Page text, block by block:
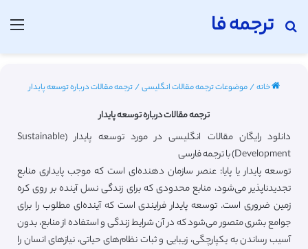
ترجمه فا
جستجو برای
خانه/موضوعات ترجمه مقالات انگلیسی/ترجمه مقالات درباره توسعه پایدار
ترجمه مقالات درباره توسعه پایدار
دانلود رایگان مقالات انگلیسی در مورد توسعه پایدار (Sustainable
Development) با ترجمه فارسی
توسعه پایدار یا پایا: عنصر سازمان دهنده‌ای است که موجب پایداری منابع
تجدیدناپذیر می‌شود، منابع محدودی که برای زندگی نسل آینده بر روی کره
زمین ضروری است. توسعه پایدار فرایندی است که آینده‌ای مطلوب را برای
جوامع بشری متصور می‌شود که در آن شرایط زندگی و استفاده از منابع، بدون
آسیب رساندن به یکپارچگی، زیبایی و ثبات نظام‌های حیاتی، نیازهای انسان را